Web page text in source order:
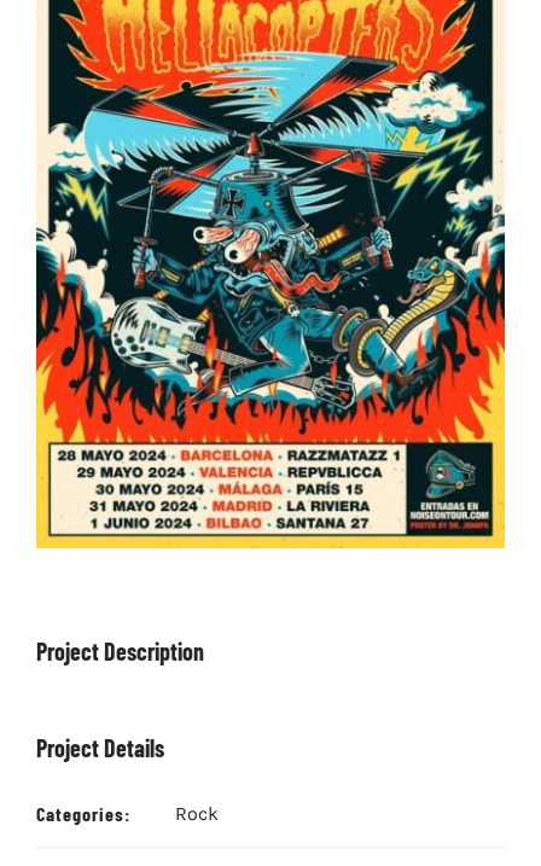
ARTÍCULOS
QUÉ HACEMOS
MECENAZGO
CONTRATACIÓN
CONTACTO
BIO
Project Description
Project Details
Categories: Rock